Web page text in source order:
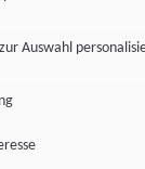
Auswahl